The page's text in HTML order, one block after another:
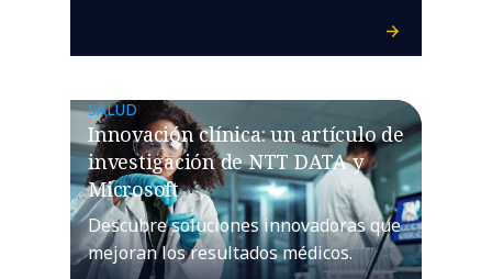
SALUD
Innovación clínica: un artículo de
investigación de NTT DATA y
Microsoft
Descubre soluciones innovadoras que
mejoran los resultados médicos.